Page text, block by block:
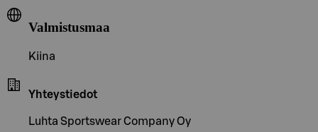
Valmistusmaa
Kiina
Yhteystiedot
Luhta Sportswear Company Oy